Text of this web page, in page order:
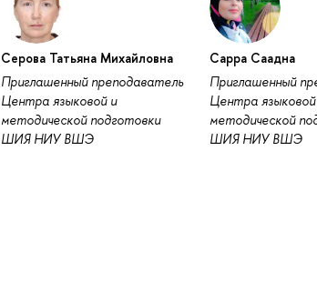
Серова Татьяна Михайловна
Приглашенный преподаватель
Центра языковой и
методической подготовки
ШИЯ НИУ ВШЭ
Сарра Саадна
Приглашенный
Центра
методической
ШИЯ НИУ ВШЭ